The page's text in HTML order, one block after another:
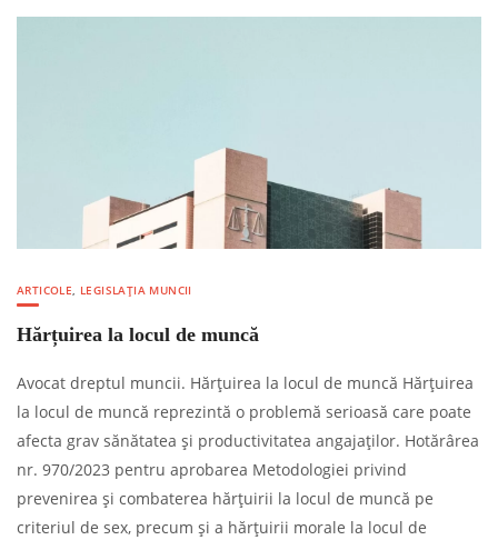
ARTICOLE, LEGISLAȚIA MUNCII
Hărțuirea la locul de muncă
Avocat dreptul muncii. Hărțuirea la locul de muncă Hărțuirea
la locul de muncă reprezintă o problemă serioasă care poate
afecta grav sănătatea și productivitatea angajaților. Hotărârea
nr. 970/2023 pentru aprobarea Metodologiei privind
prevenirea şi combaterea hărţuirii la locul de muncă pe
criteriul de sex, precum şi a hărţuirii morale la locul de